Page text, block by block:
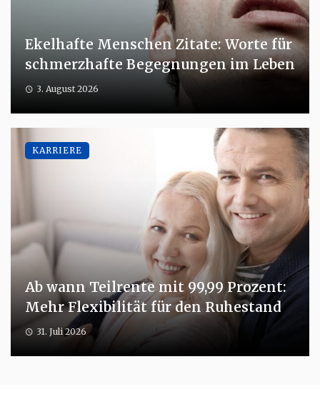
Ekelhafte Menschen Zitate: Worte für
schmerzhafte Begegnungen im Leben
3. August 2026
Ab wann Teilrente mit 99,99 Prozent:
Mehr Flexibilität für den Ruhestand
31. Juli 2026
KARRIERE